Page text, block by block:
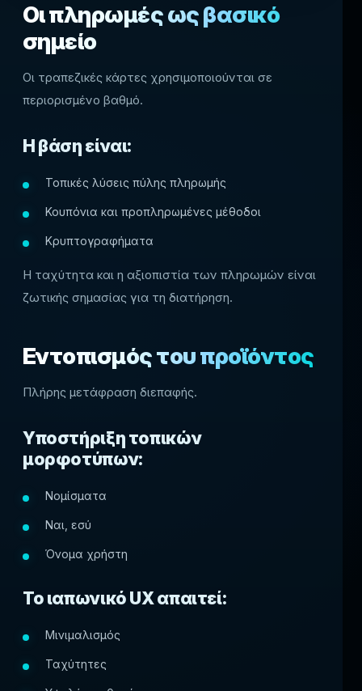
Οι πληρωμές ως βασικό
σημείο
Οι τραπεζικές κάρτες χρησιμοποιούνται σε
περιορισμένο βαθμό.
Η βάση είναι:
Τοπικές λύσεις πύλης πληρωμής
Κουπόνια και προπληρωμένες μέθοδοι
Κρυπτογραφήματα
Η ταχύτητα και η αξιοπιστία των πληρωμών είναι
ζωτικής σημασίας για τη διατήρηση.
Εντοπισμός του προϊόντος
Πλήρης μετάφραση διεπαφής.
Υποστήριξη τοπικών
μορφοτύπων:
Νομίσματα
Ναι, εσύ
Όνομα χρήστη
Το ιαπωνικό UX απαιτεί:
Μινιμαλισμός
Ταχύτητες